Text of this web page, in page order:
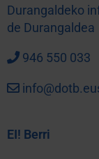
Durangaldeko
de Durangaldea
946 550 033
EI! Berri